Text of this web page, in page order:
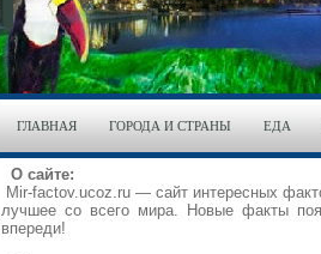
ГЛАВНАЯ ГОРОДА И СТРАНЫ ЕДА
О сайте:
Mir-factov.ucoz.ru — сайт интересных
лучшее со всего мира. Новые факты
впереди!